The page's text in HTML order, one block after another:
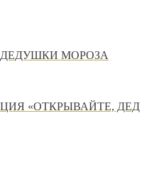
МОРОЗА
«ОТКРЫВАЙТЕ, ДЕД